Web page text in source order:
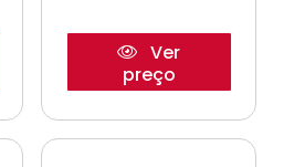
Ver
preço